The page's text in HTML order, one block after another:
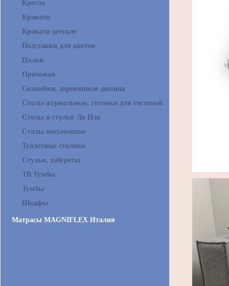
Кресла
Кровати
Кровати детские
Подставки для цветов
Полки
Прихожая
Скамейки, деревянные диваны
Столы журнальные, столики для гостиной
Столы и стулья Ля Нэж
Столы письменные
Туалетные столики
Стулья, табуреты
ТВ Тумбы
Тумбы
Шкафы
Матрасы MAGNIFLEX Италия